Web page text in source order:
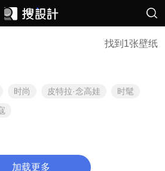
找到1张壁纸
时尚 皮特拉·念高娃
时髦
加载更多